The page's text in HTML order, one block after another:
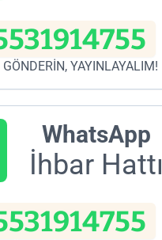
GÖNDERİN, YAYINLAYALIM!
WhatsApp
İhbar Hattı